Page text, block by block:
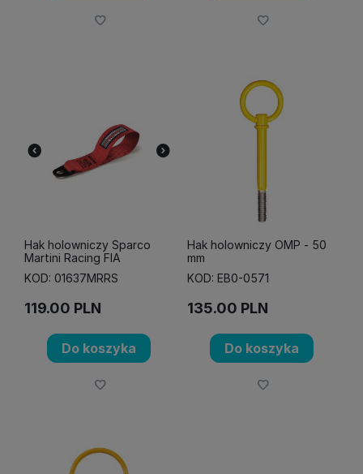
Hak holowniczy Sparco
Martini Racing FIA
KOD: 01637MRRS
119.00 PLN
Do koszyka
Hak holowniczy OMP - 50
mm
KOD: EB0-0571
135.00 PLN
Do koszyka